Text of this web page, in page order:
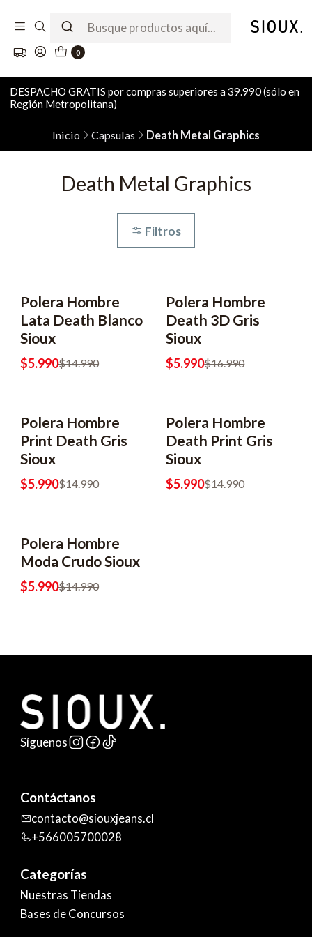
0
DESPACHO GRATIS por compras superiores a 39.990 (sólo en
Región Metropolitana)
Inicio Capsulas Death Metal Graphics
Death Metal Graphics
Filtros
-60% OFF
2x8990
Polera Hombre
Lata Death Blanco
Sioux
$5.990$14.990
-65% OFF
2x8990
Polera Hombre
Death 3D Gris
Sioux
$5.990$16.990
-60% OFF
2x8990
Polera Hombre
Print Death Gris
Sioux
$5.990$14.990
-60% OFF
2x8990
Polera Hombre
Death Print Gris
Sioux
$5.990$14.990
-60% OFF
2x8990
Polera Hombre
Moda Crudo Sioux
$5.990$14.990
Síguenos
Contáctanos
contacto@siouxjeans.cl
+566005700028
Categorías
Nuestras Tiendas
Bases de Concursos